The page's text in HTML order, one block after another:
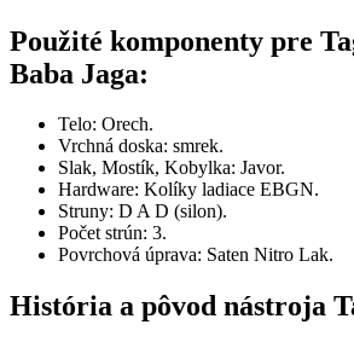
Použité komponenty pre
Baba Jaga:
Telo: Orech.
Vrchná doska: smrek.
Slak, Mostík, Kobylka: Javor.
Hardware: Kolíky ladiace EBGN.
Struny: D A D (silon).
Počet strún: 3.
Povrchová úprava: Saten Nitro Lak.
História a pôvod nástroja